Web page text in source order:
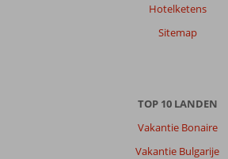
Hotelketens
Sitemap
TOP 10 LANDEN
Vakantie Bonaire
Vakantie Bulgarije